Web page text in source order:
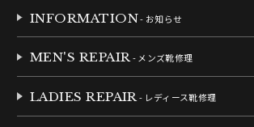
INFORMATION- お知らせ
MEN'S REPAIR- メンズ靴修理
LADIES REPAIR- レディース靴修理